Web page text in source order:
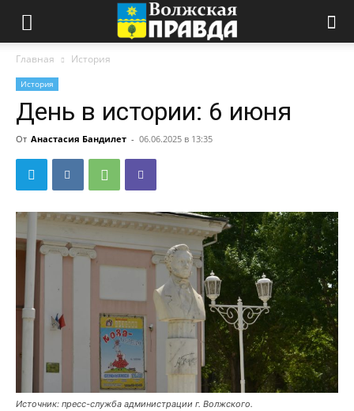
Главная История
История
День в истории: 6 июня
От Анастасия Бандилет - 06.06.2025 в 13:35
Источник: пресс-служба администрации г. Волжского.